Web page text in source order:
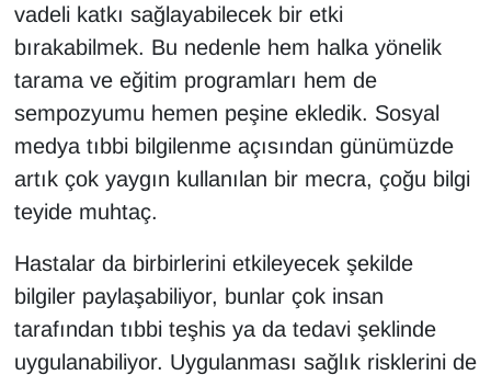
vadeli katkı sağlayabilecek bir etki
bırakabilmek. Bu nedenle hem halka yönelik
tarama ve eğitim programları hem de
sempozyumu hemen peşine ekledik. Sosyal
medya tıbbi bilgilenme açısından günümüzde
artık çok yaygın kullanılan bir mecra, çoğu bilgi
teyide muhtaç.
Hastalar da birbirlerini etkileyecek şekilde
bilgiler paylaşabiliyor, bunlar çok insan
tarafından tıbbi teşhis ya da tedavi şeklinde
uygulanabiliyor. Uygulanması sağlık risklerini de